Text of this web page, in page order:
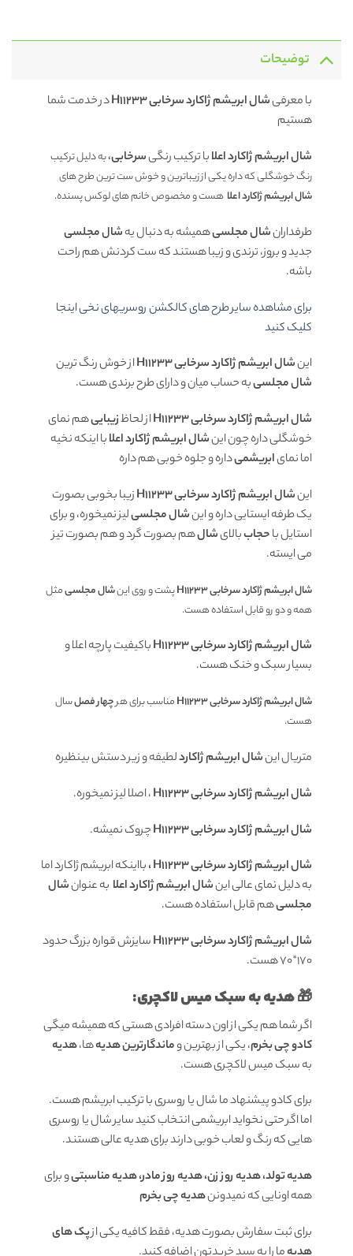
توضیحات
با معرفیشال ابریشم ژاکارد سرخابی H11233
در خدمت شما
هستیم
شال ابریشم ژاکارد اعلابا ترکیب رنگیسرخابی،به دلیل ترکیب
رنگ خوشگلی که داره یکی از زیباترین و خوش ست ترین طرح های
شال ابریشم ژاکارد اعلا هست و مخصوص خانم های لوکس پسنده.
طرفدارانشال مجلسیهمیشه به دنبال یهشال مجلسی
جدید و بروز، ترندی و زیبا هستند که ست کردنش هم راحت
باشه.
برای مشاهده سایر طرح های کالکشن روسریهای نخی اینجا
کلیک کنید
اینشال ابریشم ژاکارد سرخابی H11233
از خوش رنگ ترین
شال مجلسیبه حساب میان و دارای طرح برندی هست.
شال ابریشم ژاکارد سرخابی H11233
از لحاظزیباییهم نمای
خوشگلی داره چون اینشال ابریشم ژاکارد اعلابا اینکه نخیه
اما نمایابریشمیداره و جلوه خوبی هم داره
اینشال ابریشم ژاکارد سرخابی H11233
زیبا بخوبی بصورت
یک طرفه ایستایی داره و اینشال مجلسیلیز نمیخوره، و برای
استایل باحجاببالایشالهم بصورت گرد و هم بصورت تیز
می ایسته.
شال ابریشم ژاکارد سرخابی H11233 پشت و روی اینشال مجلسیمثل
همه و دو رو قابل استفاده هست.
شال ابریشم ژاکارد سرخابی H11233
باکیفیت پارچه اعلا و
بسیار سبک و خنک هست.
شال ابریشم ژاکارد سرخابی H11233 مناسب برای هرچهار فصلسال
هست.
متریال اینشال ابریشم ژاکاردلطیفه و زیر دستش بینظیره
شال ابریشم ژاکارد سرخابی H11233
، اصلا لیز نمیخوره.
شال ابریشم ژاکارد سرخابی H11233
چروک نمیشه.
شال ابریشم ژاکارد سرخابی H11233 ،
بااینکه ابریشم ژاکارد اما
به دلیل نمای عالی اینشال ابریشم ژاکارد اعلا به عنوانشال
مجلسیهم قابل استفاده هست.
شال ابریشم ژاکارد سرخابی H11233
سایزش قواره بزرگ حدود
170*70 هست.
🎁 هدیه به سبک میس لاکچری:
اگر شما هم یکی از اون دسته افرادی هستی که همیشه میگی
کادو چی بخرم، یکی از بهترین وماندگارترین هدیهها،هدیه
به سبک میس لاکچری هست.
برای کادو پیشنهاد ما شال یا روسری با ترکیب ابریشم هست.
اما اگر حتی نخواید ابریشمی انتخاب کنید سایر شال یا روسری
هایی که رنگ و لعاب خوبی دارند برای هدیه عالی هستند.
هدیه تولد، هدیه روز زن، هدیه روز مادر، هدیه مناسبتیو برای
همه اونایی که نمیدوننهدیه چی بخرم
برای ثبت سفارش بصورت هدیه، فقط کافیه یکی ازپک های